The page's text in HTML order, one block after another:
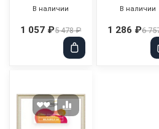
В наличии
1 057 ₽5 478 ₽
В наличии
1 286 ₽6